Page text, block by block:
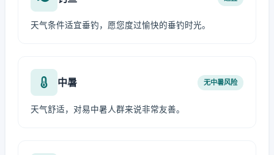
天气条件适宜垂钓，愿您度过愉快的垂钓时光。
中暑 无中暑风险
天气舒适，对易中暑人群来说非常友善。